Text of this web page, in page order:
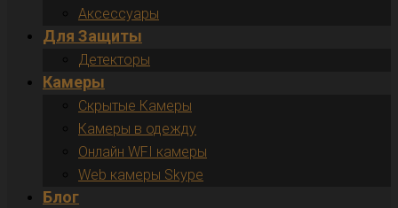
Аксессуары
Для Защиты
Детекторы
Камеры
Скрытые Камеры
Камеры в одежду
Онлайн WFI камеры
Web камеры Skype
Блог